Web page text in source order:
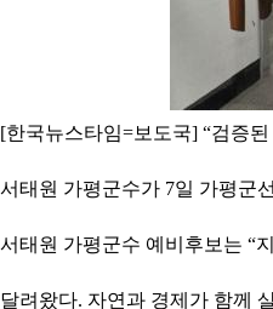
[한국뉴스타임=보도국] “검증된
서태원 가평군수가 7일 가평군
서태원 가평군수 예비후보는 “
달려왔다. 자연과 경제가 함께